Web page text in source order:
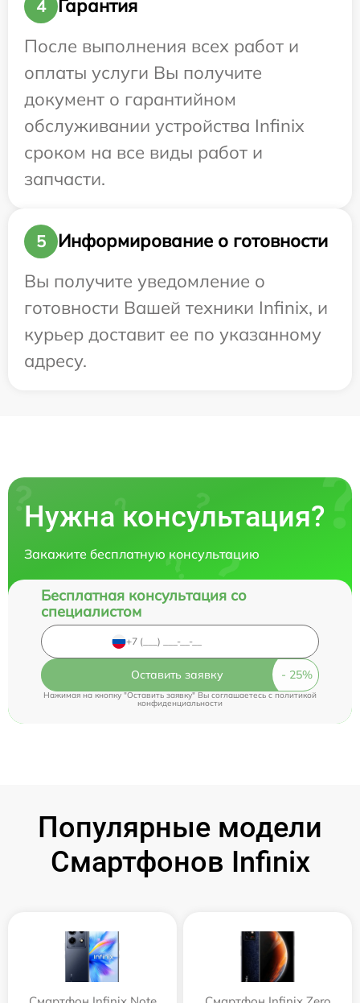
4
Гарантия
После выполнения всех работ и
оплаты услуги Вы получите
документ о гарантийном
обслуживании устройства Infinix
сроком на все виды работ и
запчасти.
5
Информирование о готовности
Вы получите уведомление о
готовности Вашей техники Infinix, и
курьер доставит ее по указанному
адресу.
Нужна консультация?
Закажите бесплатную консультацию
Бесплатная консультация со
специалистом
Оставить заявку
Нажимая на кнопку "Оставить заявку" Вы соглашаетесь cполитикой
конфиденциальности
Популярные модели
Смартфонов Infinix